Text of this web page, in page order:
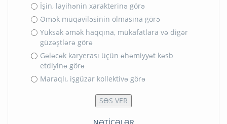
İşin, layihənin xarakterinə görə
Əmək müqaviləsinin olmasına görə
Yüksək əmək haqqına, mükafatlara və digər
güzəştlərə görə
Gələcək karyerası üçün əhəmiyyət kəsb
etdiyinə görə
Maraqlı, işgüzar kollektivə görə
NƏTİCƏLƏR